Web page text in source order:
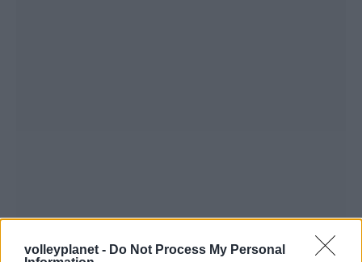
volleyplanet - Do Not Process My Personal